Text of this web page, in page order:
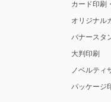
カード印刷
オリジナル
バナースタ
大判印刷
ノベルティ
パッケージ